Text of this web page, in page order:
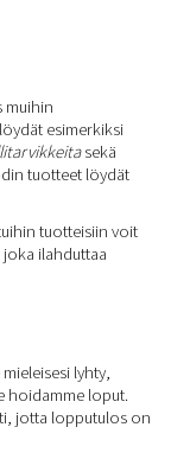
muihin
esimerkiksi
sekä
tuotteet löydät
tuotteisiin voit
ilahduttaa
lyhty,
hoidamme loput.
jotta lopputulos on